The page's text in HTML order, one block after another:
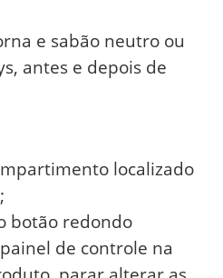
e sabão neutro ou
antes e depois de
localizado
botão redondo
de controle na